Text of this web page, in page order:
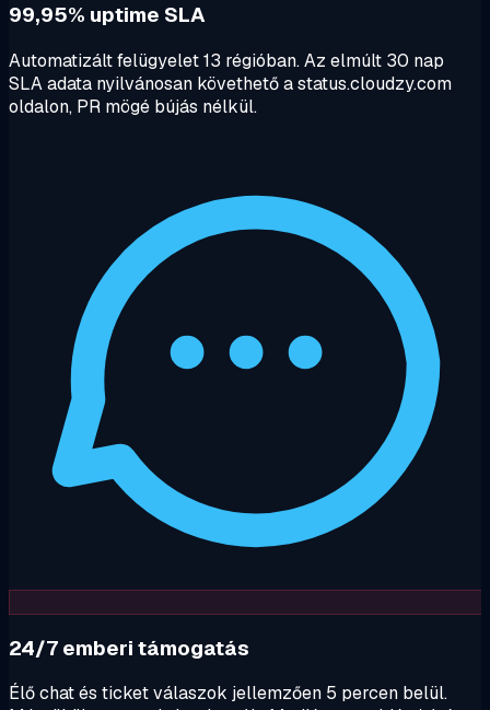
99,95% uptime SLA
Automatizált felügyelet 13 régióban. Az elmúlt 30 nap
SLA adata nyilvánosan követhető a status.cloudzy.com
oldalon, PR mögé bújás nélkül.
24/7 emberi támogatás
Élő chat és ticket válaszok jellemzően 5 percen belül.